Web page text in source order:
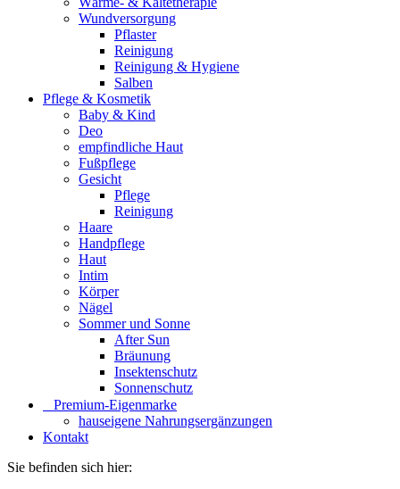
Wundversorgung
Pflaster
Reinigung
Reinigung & Hygiene
Salben
Pflege & Kosmetik
Baby & Kind
Deo
empfindliche Haut
Fußpflege
Gesicht
Pflege
Reinigung
Haare
Handpflege
Haut
Intim
Körper
Nägel
Sommer und Sonne
After Sun
Bräunung
Insektenschutz
Sonnenschutz
⠀​Premium-Eigenmarke
hauseigene Nahrungsergänzungen
Kontakt
Sie befinden sich hier: